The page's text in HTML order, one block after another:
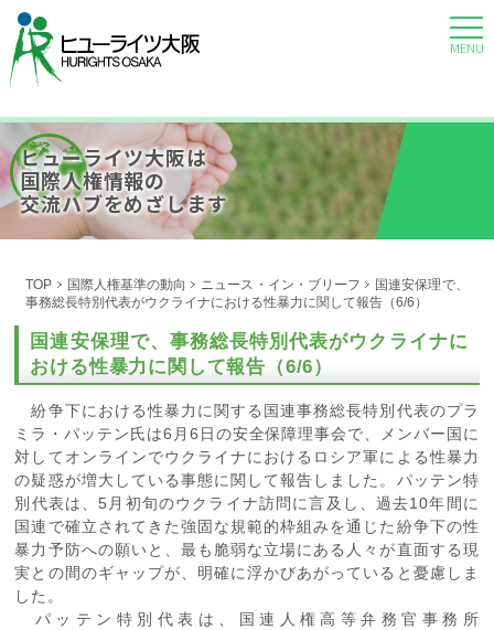
MENU
ヒューライツ大阪は
国際人権情報の
交流ハブをめざします
TOP 国際人権基準の動向 ニュース・イン・ブリーフ
国連安保理で、
事務総長特別代表がウクライナにおける性暴力に関して報告（6/6）
国連安保理で、事務総長特別代表がウクライナに
おける性暴力に関して報告（6/6）
紛争下における性暴力に関する国連事務総長特別代表のプラ
ミラ・パッテン氏は6月6日の安全保障理事会で、メンバー国に
対してオンラインでウクライナにおけるロシア軍による性暴力
の疑惑が増大している事態に関して報告しました。パッテン特
別代表は、5月初旬のウクライナ訪問に言及し、過去10年間に
国連で確立されてきた強固な規範的枠組みを通じた紛争下の性
暴力予防への願いと、最も脆弱な立場にある人々が直面する現
実との間のギャップが、明確に浮かびあがっていると憂慮しま
した。
パッテン特別代表は、国連人権高等弁務官事務所